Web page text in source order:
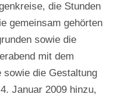
die Stunden
gemeinsam gehörten
sowie die
mit dem
sowie die Gestaltung
Januar 2009 hinzu,